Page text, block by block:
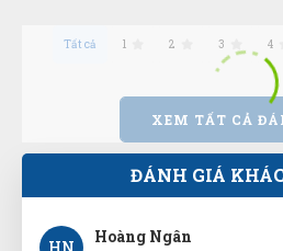
Tất cả 1 2 3 4
XEM TẤT CẢ
ĐÁNH GIÁ
Hoàng Ngân
(Đánh giá 1 năm trước)